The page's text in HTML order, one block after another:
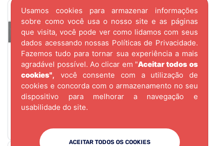
Usamos cookies para armazenar informações
sobre como você usa o nosso site e as páginas
que visita, você pode ver como lidamos com seus
dados acessando nossas Políticas de Privacidade.
Fazemos tudo para tornar sua experiência a mais
agradável possível. Ao clicar em "Aceitar todos os
cookies", você consente com a utilização de
cookies e concorda com o armazenamento no seu
dispositivo para melhorar a navegação e
usabilidade do site.
ACEITAR TODOS OS COOKIES
CÓD. 3023
TAPA FURO ADESIVO
ATENNA ARAUCO